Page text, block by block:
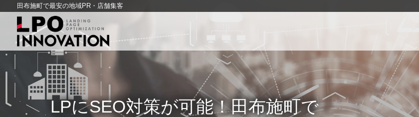
田布施町で最安の地域PR・店舗集客
LPにSEO対策が可能！田布施町で